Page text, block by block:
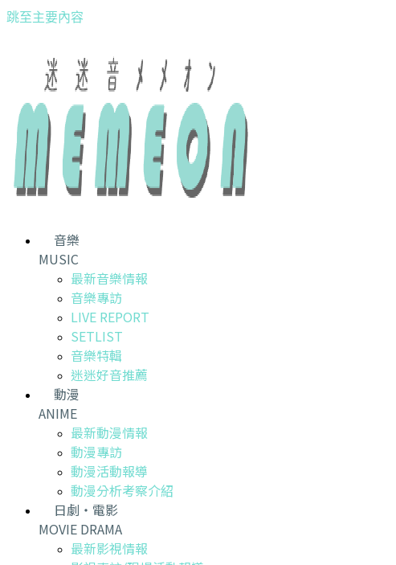
跳至主要內容
音樂
MUSIC
最新音樂情報
音樂專訪
LIVE REPORT
SETLIST
音樂特輯
迷迷好音推薦
動漫
ANIME
最新動漫情報
動漫專訪
動漫活動報導
動漫分析考察介紹
日劇・電影
MOVIE DRAMA
最新影視情報